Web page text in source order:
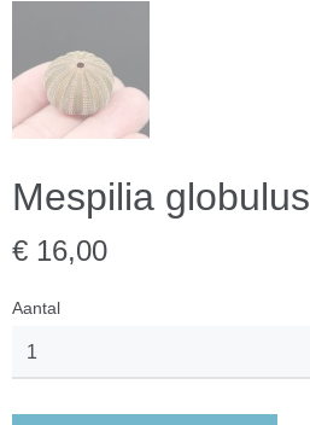
Mespilia globulus
€ 16,00
Aantal